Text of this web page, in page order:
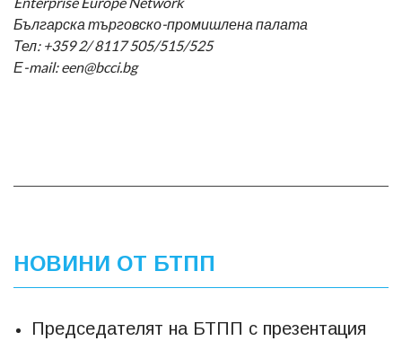
Българска търговско-промишлена палата
Тел: +359 2/ 8117 505/515/525
Е-mail: een@bcci.bg
НОВИНИ ОТ БТПП
Председателят на БТПП с презентация